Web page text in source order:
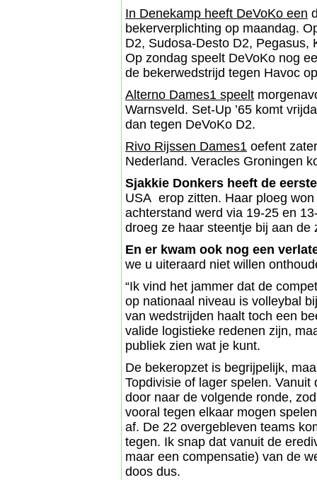
In Denekamp heeft DeVoKo een
bekerverplichting op maandag.
D2, Sudosa-Desto D2, Pegasus,
Op zondag speelt DeVoKo nog
de bekerwedstrijd tegen Havoc
Alterno Dames1 speelt
Warnsveld. Set-Up ’65 komt
dan tegen DeVoKo D2.
Rivo Rijssen Dames1 oefent
Nederland. Veracles Groningen
Sjakkie Donkers heeft de
USA erop zitten. Haar ploeg
achterstand werd via 19-25 en
droeg ze haar steentje bij aan de
En er kwam ook nog een
we u uiteraard niet willen
“Ik vind het jammer dat de
op nationaal niveau is volleybal
van wedstrijden haalt toch een
valide logistieke redenen zijn,
publiek zien wat je kunt.
De bekeropzet is begrijpelijk,
Topdivisie of lager spelen.
door naar de volgende ronde,
vooral tegen elkaar mogen
af. De 22 overgebleven teams
tegen. Ik snap dat vanuit de
maar een compensatie) van de
doos dus.